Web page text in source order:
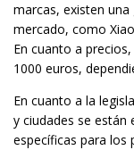
marcas, existen
mercado, como
En cuanto a
1000 euros,
En cuanto a la
y ciudades se están
específicas para los